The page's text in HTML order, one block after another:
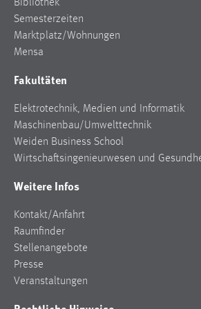
Bibliothek
Semesterzeiten
Marktplatz/Wohnungen
Mensa
Fakultäten
Elektrotechnik, Medien und Informatik
Maschinenbau/Umwelttechnik
Weiden Business School
Wirtschaftsingenieurwesen und
Weitere Infos
Kontakt/Anfahrt
Raumfinder
Stellenangebote
Presse
Veranstaltungen
Zweck:
einloggen zu können.
24 Stunden
STATISTIK
Statistik Cookies erfassen
unsere Besucher unsere Website
Matomo
Name: